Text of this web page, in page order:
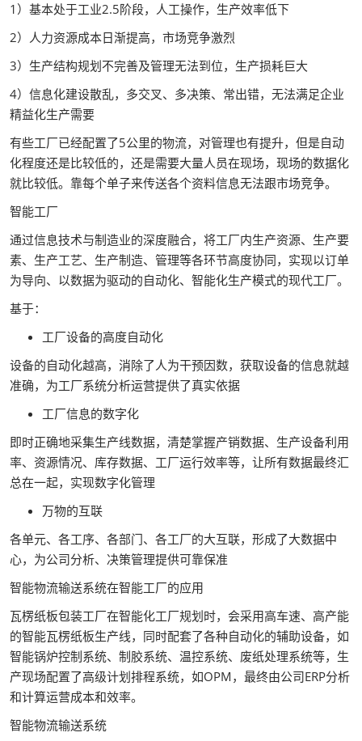
1）基本处于工业2.5阶段，人工操作，生产效率低下
2）人力资源成本日渐提高，市场竞争激烈
3）生产结构规划不完善及管理无法到位，生产损耗巨大
4）信息化建设散乱，多交叉、多决策、常出错，无法满足企业
精益化生产需要
有些工厂已经配置了5公里的物流，对管理也有提升，但是自动
化程度还是比较低的，还是需要大量人员在现场，现场的数据化
就比较低。靠每个单子来传送各个资料信息无法跟市场竞争。
智能工厂
通过信息技术与制造业的深度融合，将工厂内生产资源、生产要
素、生产工艺、生产制造、管理等各环节高度协同，实现以订单
为导向、以数据为驱动的自动化、智能化生产模式的现代工厂。
基于：
工厂设备的高度自动化
设备的自动化越高，消除了人为干预因数，获取设备的信息就越
准确，为工厂系统分析运营提供了真实依据
工厂信息的数字化
即时正确地采集生产线数据，清楚掌握产销数据、生产设备利用
率、资源情况、库存数据、工厂运行效率等，让所有数据最终汇
总在一起，实现数字化管理
万物的互联
各单元、各工序、各部门、各工厂的大互联，形成了大数据中
心，为公司分析、决策管理提供可靠保准
智能物流输送系统在智能工厂的应用
瓦楞纸板包装工厂在智能化工厂规划时，会采用高车速、高产能
的智能瓦楞纸板生产线，同时配套了各种自动化的辅助设备，如
智能锅炉控制系统、制胶系统、温控系统、废纸处理系统等，生
产现场配置了高级计划排程系统，如OPM，最终由公司ERP分析
和计算运营成本和效率。
智能物流输送系统